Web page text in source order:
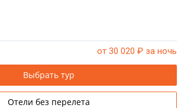
от 30 020 ₽ за ночь
Выбрать тур
Отели без перелета